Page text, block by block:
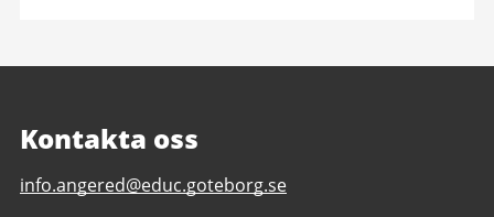
Kontakta oss
E-
info.angered@educ.goteborg.se